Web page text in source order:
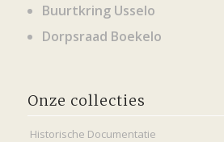
Buurtkring Usselo
Dorpsraad Boekelo
Onze collecties
Historische Documentatie